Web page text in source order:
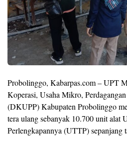
Probolinggo, Kabarpas.com – UPT
Koperasi, Usaha Mikro,
(DKUPP) Kabupaten Probolinggo
tera ulang sebanyak 10.700 unit alat
Perlengkapannya (UTTP) sepanjang